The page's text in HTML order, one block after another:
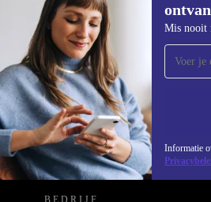
Mis nooit
Informatie
Meld je aan voor
ontvang €15
Mis nooit meer een
REFURBED NEDERLAND
BEDRIJF